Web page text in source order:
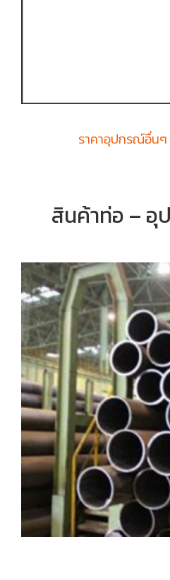
ราคาอุปกรณ์อื่นๆ
สินค้าท่อ –
ท่อเหล็
ท่อ - อุปกร